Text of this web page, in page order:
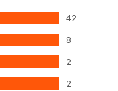
42
8
2
2